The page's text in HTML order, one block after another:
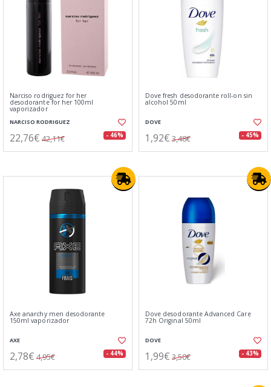
Narciso rodriguez for her
desodorante for her 100ml
vaporizador
NARCISO RODRIGUEZ
22,76€ 42,11€ - 46%
Dove fresh desodorante roll-on sin
alcohol 50ml
DOVE
1,92€ 3,48€ - 45%
Axe anarchy men desodorante
150ml vaporizador
AXE
2,78€ 4,95€ - 44%
Dove desodorante Advanced Care
72h Original 50ml
DOVE
1,99€ 3,50€ - 43%